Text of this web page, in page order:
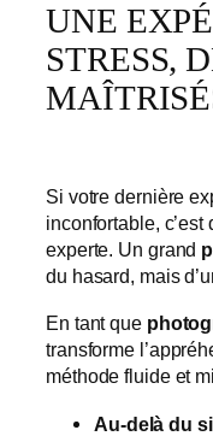
UNE
STRESS,
Si votre dernière
inconfortable,
experte. Un grand
du hasard, mais
En tant que
transforme
méthode fluide et
Au-delà du